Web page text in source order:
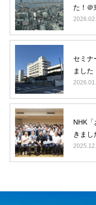
た！＠
セミナ
ました
NHK
きまし